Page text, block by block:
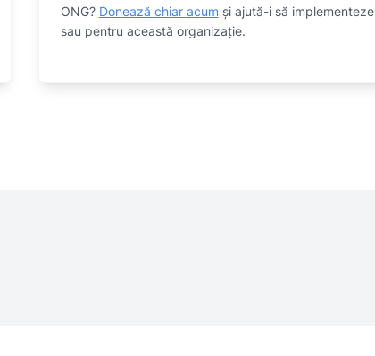
ONG? Donează chiar acum și ajută-i să implementeze
sau pentru această organizaţie.